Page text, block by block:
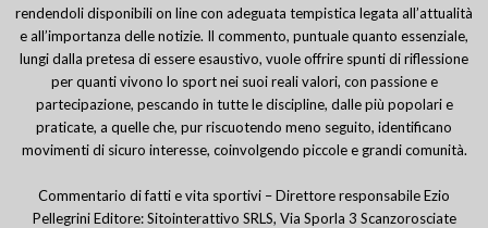
rendendoli disponibili on line con adeguata tempistica legata all’attualità
e all’importanza delle notizie. Il commento, puntuale quanto essenziale,
lungi dalla pretesa di essere esaustivo, vuole offrire spunti di riflessione
per quanti vivono lo sport nei suoi reali valori, con passione e
partecipazione, pescando in tutte le discipline, dalle più popolari e
praticate, a quelle che, pur riscuotendo meno seguito, identificano
movimenti di sicuro interesse, coinvolgendo piccole e grandi comunità.
Commentario di fatti e vita sportivi – Direttore responsabile Ezio
Pellegrini Editore: Sitointerattivo SRLS, Via Sporla 3 Scanzorosciate